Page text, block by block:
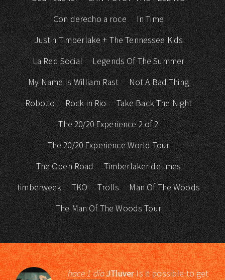
Con derecho a roce
In Time
Justin Timberlake + The Tennessee Kids
La Red Social
Legends Of The Summer
My Name Is William Rast
Not A Bad Thing
Robo.to
Rock in Rio
Take Back The Night
The 20/20 Experience 2 of 2
The 20/20 Experience World Tour
The Open Road
Timberlaker del mes
timberweek
TKO Trolls
Man Of The Woods
The Man Of The Woods Tour
hace 1 díaJTluverIs it possible to get